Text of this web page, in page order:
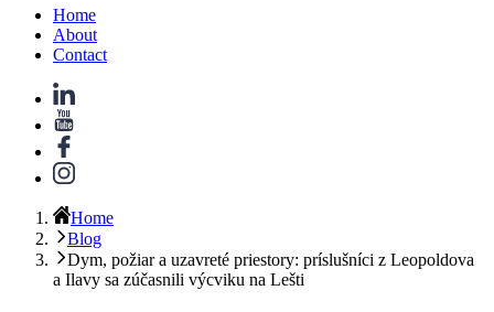
Home
About
Contact
Home
Blog
Dym, požiar a uzavreté priestory: príslušníci z Leopoldova
a Ilavy sa zúčasnili výcviku na Lešti